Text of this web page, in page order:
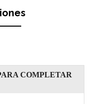
COMPLETAR